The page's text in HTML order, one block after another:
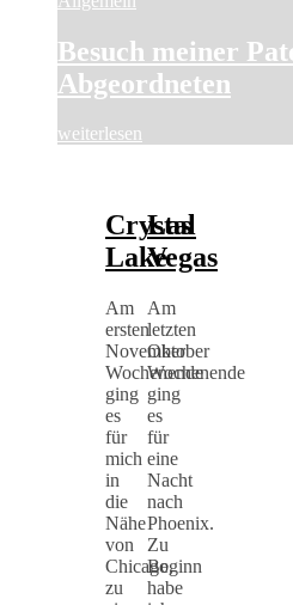
Besuch meiner
Abgeordneten
weiterlesen
Crystal
Lake
Am
ersten
November
Wochenende
ging
es
für
mich
in
die
Nähe
von
Chicago,
zu
Las
Vegas
Am
letzten
Oktober
Wochenende
ging
es
für
eine
Nacht
nach
Phoenix.
Zu
Beginn
habe